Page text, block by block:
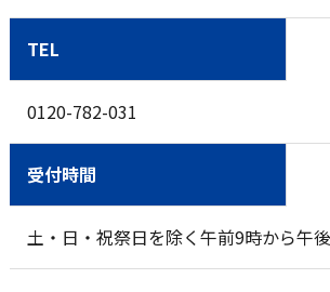
TEL
0120-782-031
受付時間
土・日・祝祭日を除く午前9時から午